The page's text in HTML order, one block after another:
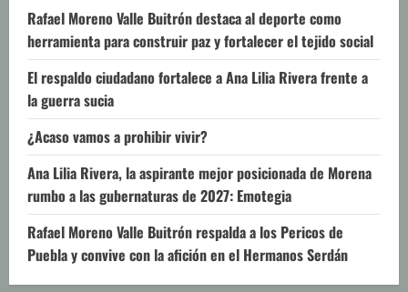
Rafael Moreno Valle Buitrón destaca al deporte como
herramienta para construir paz y fortalecer el tejido social
El respaldo ciudadano fortalece a Ana Lilia Rivera frente a
la guerra sucia
¿Acaso vamos a prohibir vivir?
Ana Lilia Rivera, la aspirante mejor posicionada de Morena
rumbo a las gubernaturas de 2027: Emotegia
Rafael Moreno Valle Buitrón respalda a los Pericos de
Puebla y convive con la afición en el Hermanos Serdán